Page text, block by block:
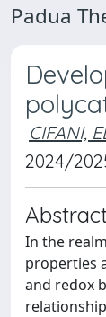
Padua
CIFANI,
2024/
In the
properties
and redox